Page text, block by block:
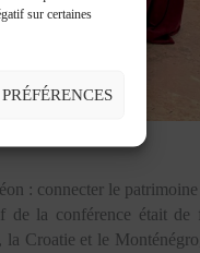
sur certaines
: connecter le
de la conférence était de
Croatie et le